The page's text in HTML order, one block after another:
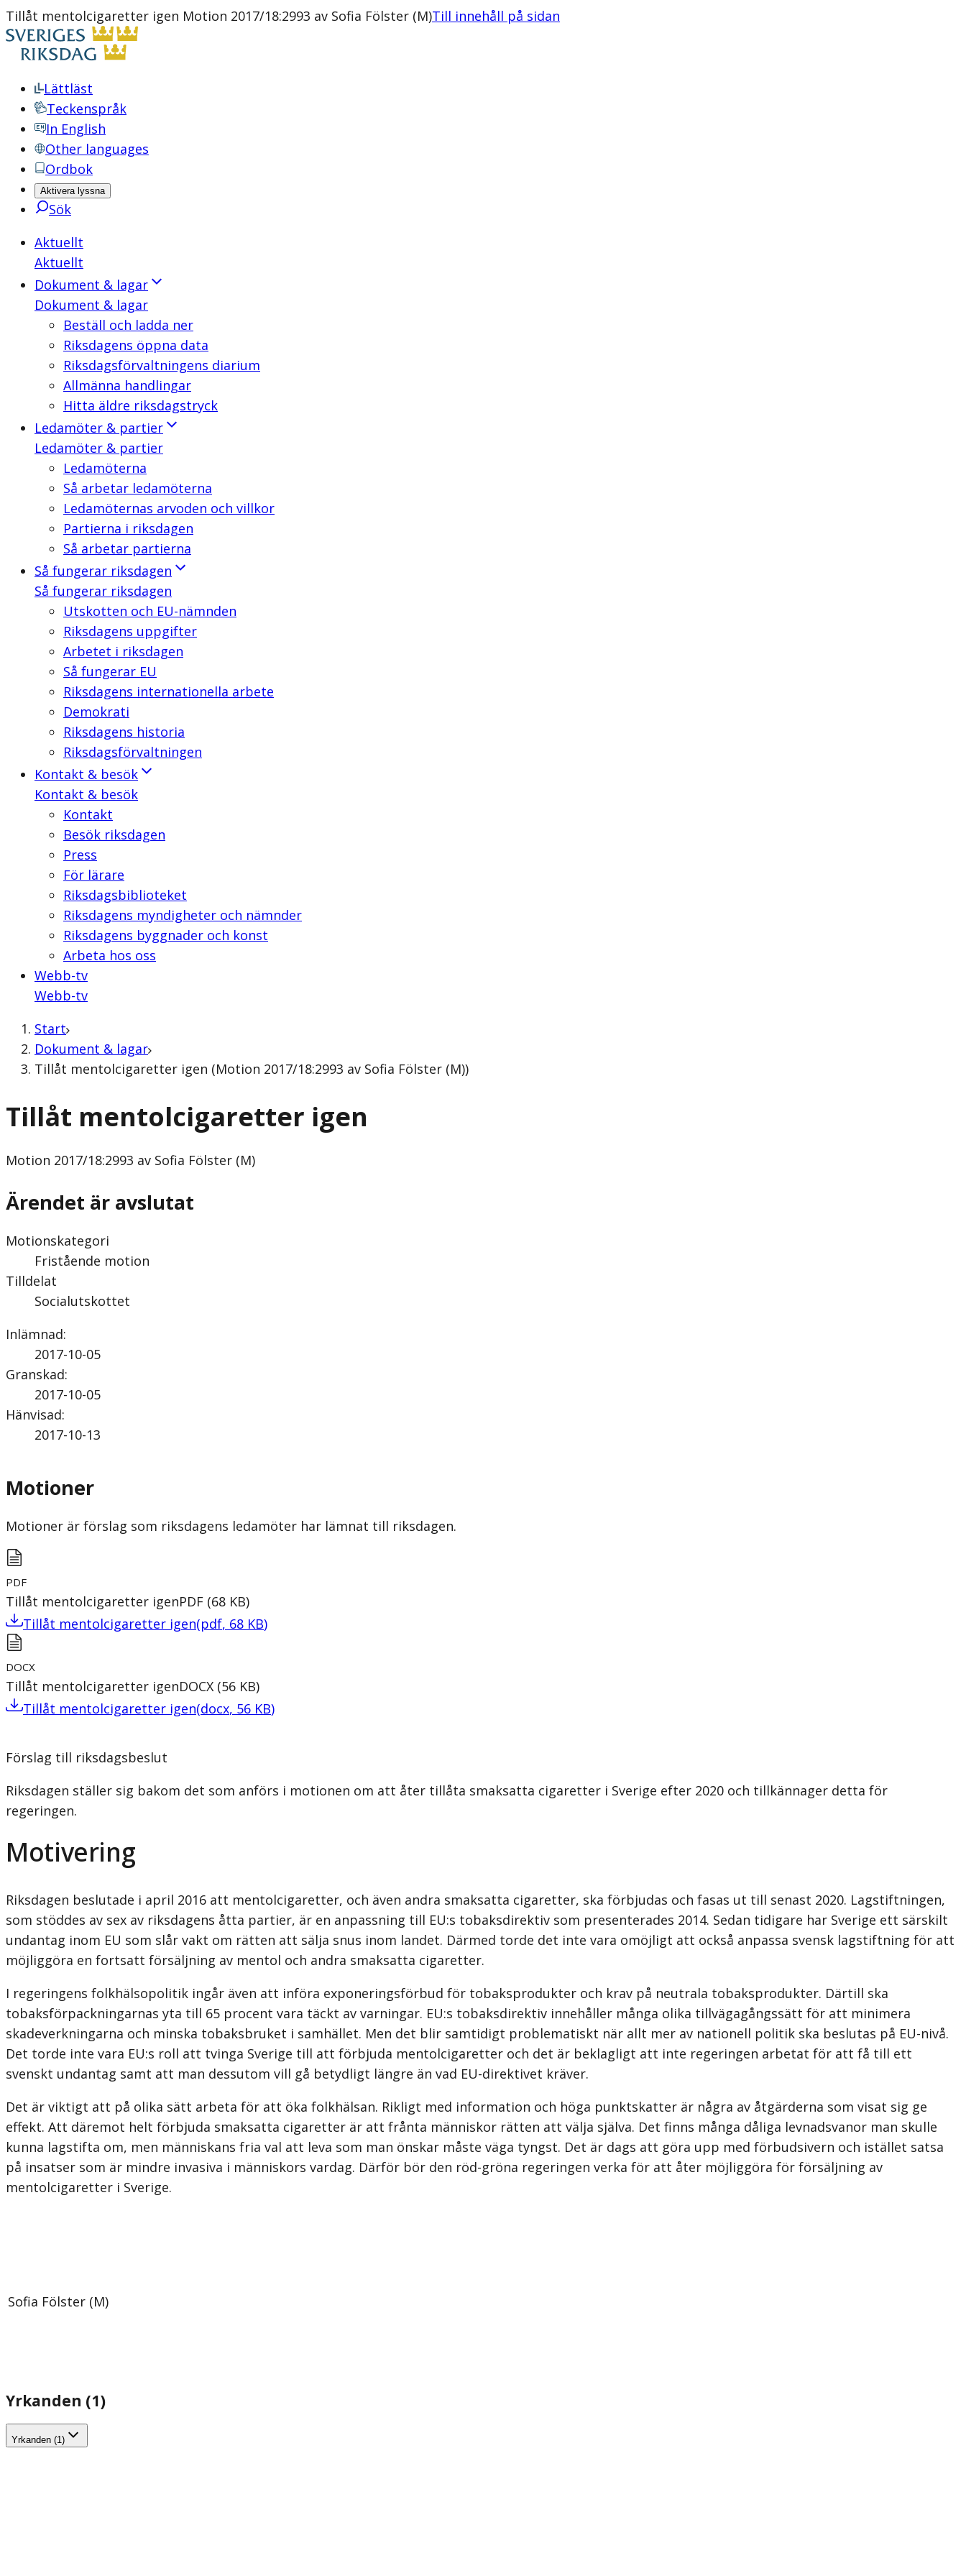
Tillåt mentolcigaretter igen Motion 2017/18:2993 av Sofia Fölster (M)Till innehåll på sidan
Lättläst
Teckenspråk
In English
Other languages
Ordbok
Aktivera lyssna
Sök
Aktuellt
Aktuellt
Dokument & lagar
Dokument & lagar
Beställ och ladda ner
Riksdagens öppna data
Riksdagsförvaltningens diarium
Allmänna handlingar
Hitta äldre riksdagstryck
Ledamöter & partier
Ledamöter & partier
Ledamöterna
Så arbetar ledamöterna
Ledamöternas arvoden och villkor
Partierna i riksdagen
Så arbetar partierna
Så fungerar riksdagen
Så fungerar riksdagen
Utskotten och EU-nämnden
Riksdagens uppgifter
Arbetet i riksdagen
Så fungerar EU
Riksdagens internationella arbete
Demokrati
Riksdagens historia
Riksdagsförvaltningen
Kontakt & besök
Kontakt & besök
Kontakt
Besök riksdagen
Press
För lärare
Riksdagsbiblioteket
Riksdagens myndigheter och nämnder
Riksdagens byggnader och konst
Arbeta hos oss
Webb-tv
Webb-tv
Start
Dokument & lagar
Tillåt mentolcigaretter igen (Motion 2017/18:2993 av Sofia Fölster (M))
Tillåt mentolcigaretter igen
Motion 2017/18:2993 av Sofia Fölster (M)
Ärendet är avslutat
Motionskategori
Fristående motion
Tilldelat
Socialutskottet
Inlämnad:
2017-10-05
Granskad:
2017-10-05
Hänvisad:
2017-10-13
Motioner
Motioner är förslag som riksdagens ledamöter har lämnat till riksdagen.
PDF
Tillåt mentolcigaretter igenPDF (68 KB)
Tillåt mentolcigaretter igen(pdf, 68 KB)
DOCX
Tillåt mentolcigaretter igenDOCX (56 KB)
Tillåt mentolcigaretter igen(docx, 56 KB)
Förslag till riksdagsbeslut
Riksdagen ställer sig bakom det som anförs i motionen om att åter tillåta smaksatta cigaretter i Sverige efter 2020 och tillkännager detta för
regeringen.
Motivering
Riksdagen beslutade i april 2016 att mentolcigaretter, och även andra smaksatta cigaretter, ska förbjudas och fasas ut till senast 2020. Lagstiftningen,
som stöddes av sex av riksdagens åtta partier, är en anpassning till EU:s tobaksdirektiv som presenterades 2014. Sedan tidigare har Sverige ett särskilt
undantag inom EU som slår vakt om rätten att sälja snus inom landet. Därmed torde det inte vara omöjligt att också anpassa svensk lagstiftning för att
möjliggöra en fortsatt försäljning av mentol och andra smaksatta cigaretter.
I regeringens folkhälsopolitik ingår även att införa exponeringsförbud för tobaksprodukter och krav på neutrala tobaksprodukter. Därtill ska
tobaksförpack­ningarnas yta till 65 procent vara täckt av varningar. EU:s tobaksdirektiv innehåller många olika tillvägagångssätt för att minimera
skadeverkningarna och minska tobaks­bruket i samhället. Men det blir samtidigt problematiskt när allt mer av nationell politik ska beslutas på EU-nivå.
Det torde inte vara EU:s roll att tvinga Sverige till att förbjuda mentolcigaretter och det är beklagligt att inte regeringen arbetat för att få till ett
svenskt undantag samt att man dessutom vill gå betydligt längre än vad EU-direktivet kräver.
Det är viktigt att på olika sätt arbeta för att öka folkhälsan. Rikligt med information och höga punktskatter är några av åtgärderna som visat sig ge
effekt. Att däremot helt förbjuda smaksatta cigaretter är att frånta människor rätten att välja själva. Det finns många dåliga levnadsvanor man skulle
kunna lagstifta om, men människans fria val att leva som man önskar måste väga tyngst. Det är dags att göra upp med förbudsivern och istället satsa
på insatser som är mindre invasiva i människors vardag. Därför bör den röd-gröna regeringen verka för att åter möjliggöra för försäljning av
mentolcigaretter i Sverige.
Sofia Fölster (M)
Yrkanden (1)
Yrkanden (1)